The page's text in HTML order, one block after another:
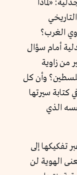
«لماذا
الغرب؟
أمام سؤال
من زاوية
وأن كل
سيرتها
الذي
تفكيكها إلى
الهوية لن